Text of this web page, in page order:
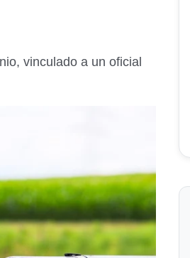
vinculado a un oficial